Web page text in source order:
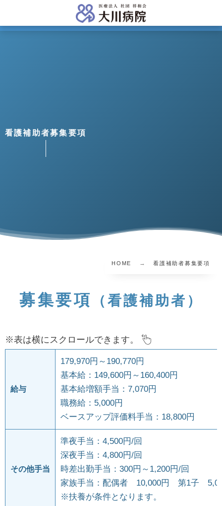
看護補助者募集要項
HOME 看護補助者募集要項
募集要項 （看護補助者）
※表は横にスクロールできます。
給与
179,970円～190,770円
基本給：149,600円～160,400円
基本給増額手当：7,070円
職務給：5,000円
ベースアップ評価料手当：18,800円
その他手当
準夜手当：4,500円/回
深夜手当：4,800円/回
時差出勤手当：300円～1,200円/回
家族手当：配偶者 10,000円 第1子
※扶養が条件となります。